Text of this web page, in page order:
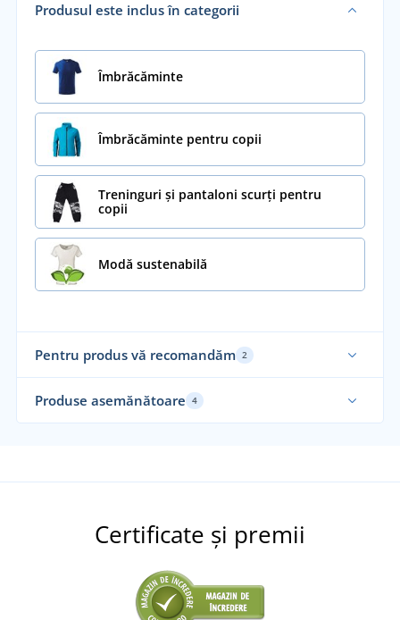
Produsul este inclus în categorii
Îmbrăcăminte
Îmbrăcăminte pentru copii
Treninguri și pantaloni scurți pentru
copii
Modă sustenabilă
Pentru produs vă recomandăm 2
Sustenabil
Fair Trade
Produse asemănătoare 4
Certificate și premii